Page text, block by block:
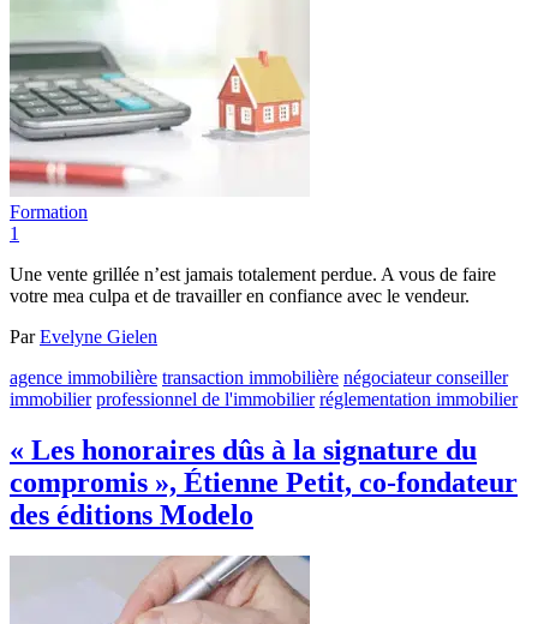
Formation
1
Une vente grillée n’est jamais totalement perdue. A vous de faire
votre mea culpa et de travailler en confiance avec le vendeur.
ParEvelyne Gielen
agence immobilière transaction immobilière négociateur conseiller
immobilier professionnel de l'immobilier réglementation immobilier
« Les honoraires dûs à la signature du
compromis », Étienne Petit, co-fondateur
des éditions Modelo